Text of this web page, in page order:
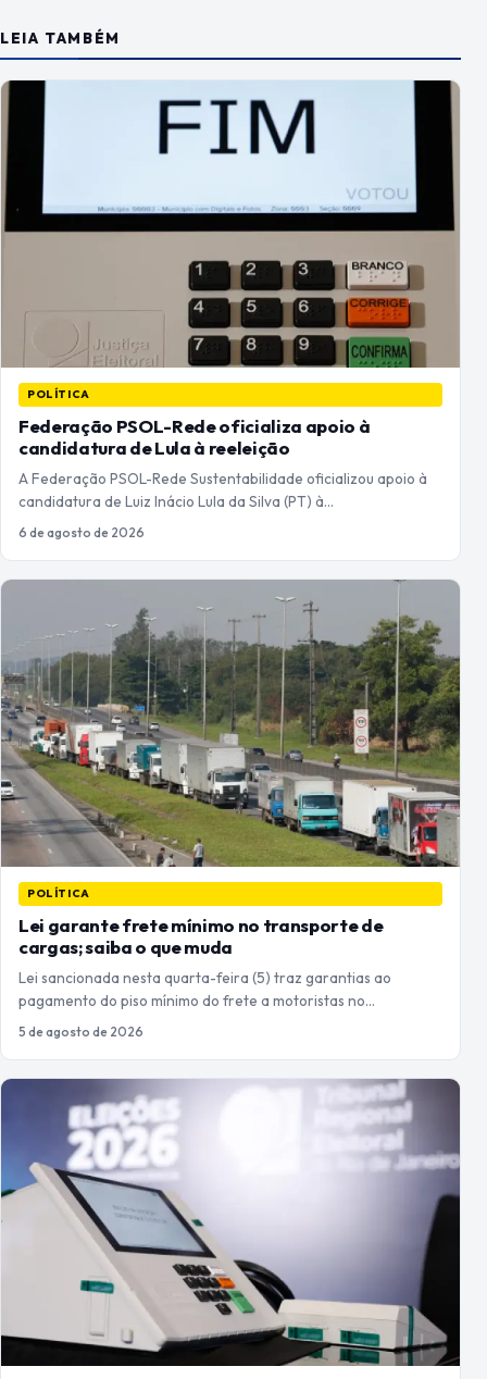
LEIA TAMBÉM
POLÍTICA
Federação PSOL-Rede oficializa apoio à
candidatura de Lula à reeleição
A Federação PSOL-Rede Sustentabilidade oficializou apoio à
candidatura de Luiz Inácio Lula da Silva (PT) à…
6 de agosto de 2026
POLÍTICA
Lei garante frete mínimo no transporte de
cargas; saiba o que muda
Lei sancionada nesta quarta-feira (5) traz garantias ao
pagamento do piso mínimo do frete a motoristas no…
5 de agosto de 2026